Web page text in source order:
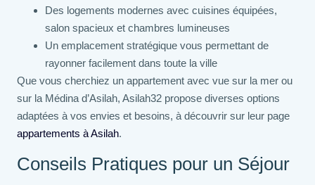
Des logements modernes avec cuisines équipées,
salon spacieux et chambres lumineuses
Un emplacement stratégique vous permettant de
rayonner facilement dans toute la ville
Que vous cherchiez un appartement avec vue sur la mer ou
sur la Médina d’Asilah, Asilah32 propose diverses options
adaptées à vos envies et besoins, à découvrir sur leur page
appartements à Asilah.
Conseils Pratiques pour un Séjour